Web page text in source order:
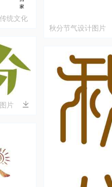
统文化
片
秋分节气设计图片